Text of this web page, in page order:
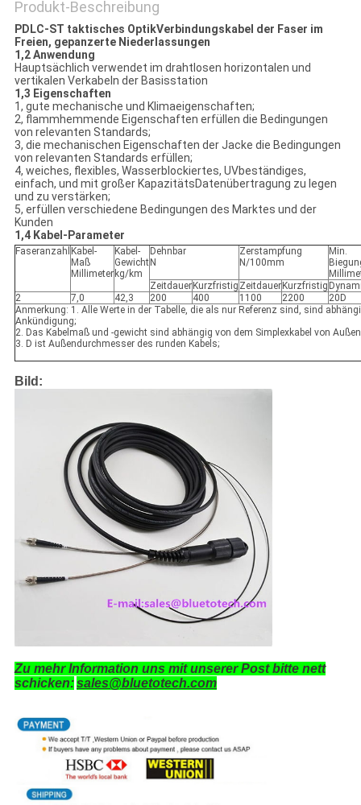
Produkt-Beschreibung
PDLC-ST taktisches OptikVerbindungskabel der Faser im
Freien, gepanzerte Niederlassungen
1,2 Anwendung
Hauptsächlich verwendet im drahtlosen horizontalen und
vertikalen Verkabeln der Basisstation
1,3 Eigenschaften
1, gute mechanische und Klimaeigenschaften;
2, flammhemmende Eigenschaften erfüllen die Bedingungen
von relevanten Standards;
3, die mechanischen Eigenschaften der Jacke die Bedingungen
von relevanten Standards erfüllen;
4, weiches, flexibles, Wasserblockiertes, UVbeständiges,
einfach, und mit großer KapazitätsDatenübertragung zu legen
und zu verstärken;
5, erfüllen verschiedene Bedingungen des Marktes und der
Kunden
1,4 Kabel-Parameter
Faseranzahl Kabel-
Maß
Millimeter
Kabel-
Gewicht
kg/km
Dehnbar
N
Zerstampfung
N/100mm
Min.
Zeitdauer Kurzfristig Zeitdauer Kurzfristig
2
7,0 42,3 200 400 1100 2200
20D
Anmerkung: 1. Alle Werte in der Tabelle, die als nur Referenz sind, sind
Ankündigung;
2. Das Kabelmaß und -gewicht sind abhängig von dem Simplexkabel von
3. D ist Außendurchmesser des runden Kabels;
Bild:
Zu mehr Information uns mit unserer Post bitte nett
schicken:sales@bluetotech.com